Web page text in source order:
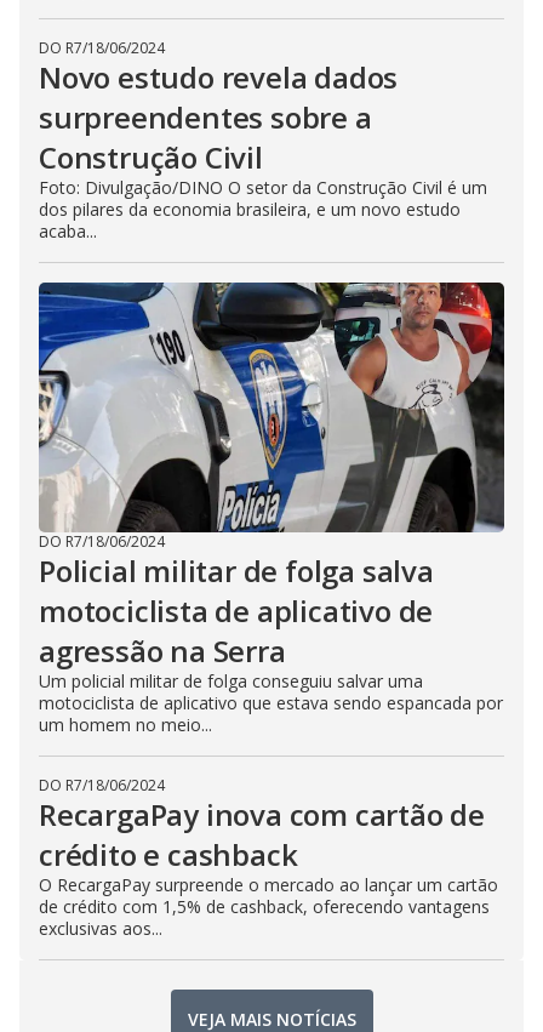
DO R7/18/06/2024
Novo estudo revela dados
surpreendentes sobre a
Construção Civil
Foto: Divulgação/DINO O setor da Construção Civil é um
dos pilares da economia brasileira, e um novo estudo
acaba...
DO R7/18/06/2024
Policial militar de folga salva
motociclista de aplicativo de
agressão na Serra
Um policial militar de folga conseguiu salvar uma
motociclista de aplicativo que estava sendo espancada por
um homem no meio...
DO R7/18/06/2024
RecargaPay inova com cartão de
crédito e cashback
O RecargaPay surpreende o mercado ao lançar um cartão
de crédito com 1,5% de cashback, oferecendo vantagens
exclusivas aos...
VEJA MAIS NOTÍCIAS